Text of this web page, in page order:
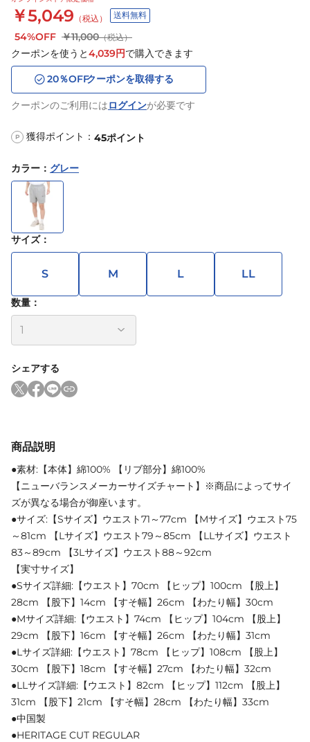
￥5,049 （税込） 送料無料
54%OFF ￥11,000（税込）
クーポンを使うと4,039円で購入できます
20％OFFクーポンを取得する
クーポンのご利用にはログインが必要です
P 獲得ポイント： 45ポイント
カラー ： グレー
サイズ：
S M L LL
数量：
シェアする
商品説明
●素材:【本体】綿100% 【リブ部分】綿100%
【ニューバランスメーカーサイズチャート】※商品によってサイ
ズが異なる場合が御座います。
●サイズ:【Sサイズ】ウエスト71～77cm 【Mサイズ】ウエスト75
～81cm 【Lサイズ】ウエスト79～85cm 【LLサイズ】ウエスト
83～89cm 【3Lサイズ】ウエスト88～92cm
【実寸サイズ】
●Sサイズ詳細:【ウエスト】70cm 【ヒップ】100cm 【股上】
28cm 【股下】14cm 【すそ幅】26cm 【わたり幅】30cm
●Mサイズ詳細:【ウエスト】74cm 【ヒップ】104cm 【股上】
29cm 【股下】16cm 【すそ幅】26cm 【わたり幅】31cm
●Lサイズ詳細:【ウエスト】78cm 【ヒップ】108cm 【股上】
30cm 【股下】18cm 【すそ幅】27cm 【わたり幅】32cm
●LLサイズ詳細:【ウエスト】82cm 【ヒップ】112cm 【股上】
31cm 【股下】21cm 【すそ幅】28cm 【わたり幅】33cm
●中国製
●HERITAGE CUT REGULAR